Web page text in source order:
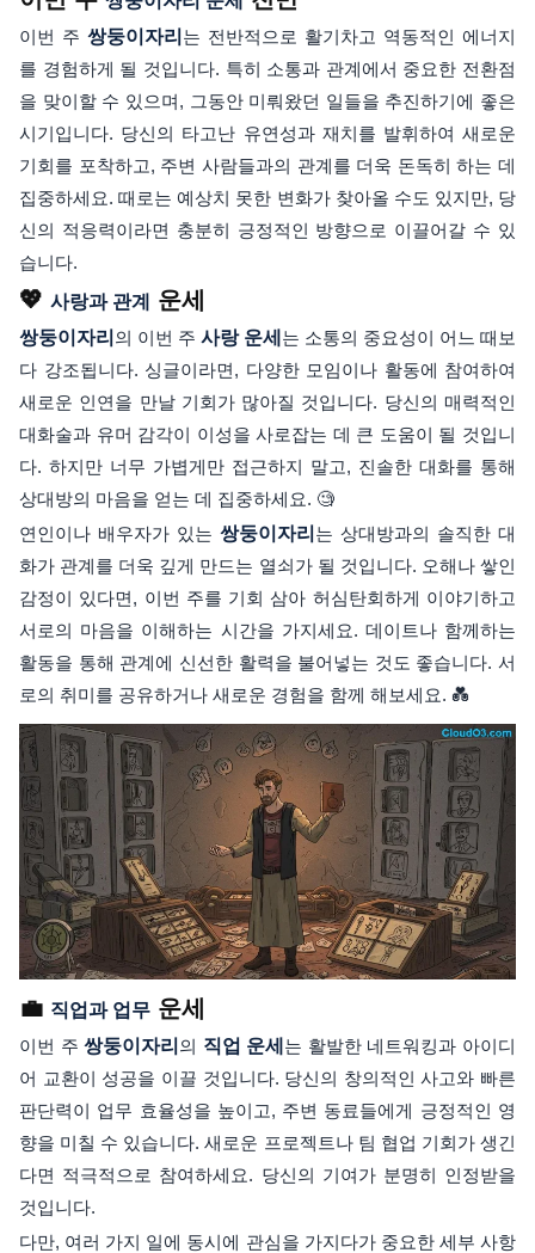
이번 주 쌍둥이자리 는 전반적으로 활기차고 역동적인 에너지
를 경험하게 될 것입니다. 특히 소통과 관계에서 중요한 전환점
을 맞이할 수 있으며, 그동안 미뤄왔던 일들을 추진하기에 좋은
시기입니다. 당신의 타고난 유연성과 재치를 발휘하여 새로운
기회를 포착하고, 주변 사람들과의 관계를 더욱 돈독히 하는 데
집중하세요. 때로는 예상치 못한 변화가 찾아올 수도 있지만, 당
신의 적응력이라면 충분히 긍정적인 방향으로 이끌어갈 수 있
습니다.
💖 사랑과 관계 운세
쌍둥이자리 의 이번 주 사랑 운세 는 소통의 중요성이 어느 때보
다 강조됩니다. 싱글이라면, 다양한 모임이나 활동에 참여하여
새로운 인연을 만날 기회가 많아질 것입니다. 당신의 매력적인
대화술과 유머 감각이 이성을 사로잡는 데 큰 도움이 될 것입니
다. 하지만 너무 가볍게만 접근하지 말고, 진솔한 대화를 통해
상대방의 마음을 얻는 데 집중하세요. 🧐
연인이나 배우자가 있는 쌍둥이자리 는 상대방과의 솔직한 대
화가 관계를 더욱 깊게 만드는 열쇠가 될 것입니다. 오해나 쌓인
감정이 있다면, 이번 주를 기회 삼아 허심탄회하게 이야기하고
서로의 마음을 이해하는 시간을 가지세요. 데이트나 함께하는
활동을 통해 관계에 신선한 활력을 불어넣는 것도 좋습니다. 서
로의 취미를 공유하거나 새로운 경험을 함께 해보세요. 💑
💼 직업과 업무 운세
이번 주쌍둥이자리 의 직업 운세 는 활발한 네트워킹과 아이디
어 교환이 성공을 이끌 것입니다. 당신의 창의적인 사고와 빠른
판단력이 업무 효율성을 높이고, 주변 동료들에게 긍정적인 영
향을 미칠 수 있습니다. 새로운 프로젝트나 팀 협업 기회가 생긴
다면 적극적으로 참여하세요. 당신의 기여가 분명히 인정받을
것입니다.
다만, 여러 가지 일에 동시에 관심을 가지다가 중요한 세부 사항